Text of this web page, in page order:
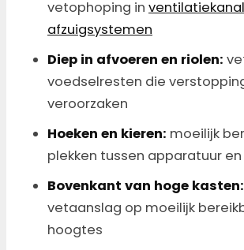
vetophoping in
afzuigsystemen
Diep in afvoeren en riolen:
voedselresten die
veroorzaken
Hoeken en kieren: moeilijk
plekken tussen apparatuur
Bovenkant van hoge kasten:
vetaanslag op moeilijk
hoogtes